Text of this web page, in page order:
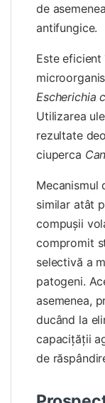
de
antifungice.
Este
Escherichia
Utilizarea
rezultate
ciuperca
Mecanismul
similar atât
compușii
compromit
selectivă a
patogeni.
asemenea,
ducând la
capacițății
de